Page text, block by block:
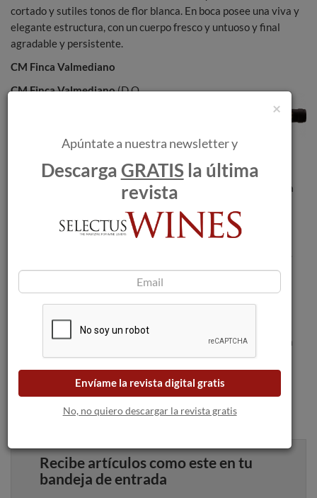
cortado y sutiles tonos de flor blanca. En boca posee una viva y
elegante estructura, con un cuerpo fresco y untuoso y final
agradable y persistente.
CM Finca Valmediano
CM Finca Valmediano(D.O.
Toro, en Valdefinjas, a partir
proviene de la Finca Valmediano. En su cultivo artesanal se
emplean labores manuales; y en la elaboración de este vino la
racimo a racimo y, por último, grano a grano. Después de su
fermentación, este vino se cría en barricas nuevas de roble
Es un vino tinto con un tono amoratado. Potente, intenso y
complejo en nariz, con aromas de frutas negras muy maduras
con tonos balsámicos de plantas aromáticas entre tonos de
crianza. Posee una cálida y potente estructura, con mucha
personalidad y un final largo y persistente. Es un vino con una
gran capacidad de guarda.
Recibe artículos como este en tu
bandeja de entrada
×
Apúntate a nuestra newsletter y
DescargaGRATIS la última
revista
Envíame la revista digital gratis
No, no quiero descargar la revista gratis